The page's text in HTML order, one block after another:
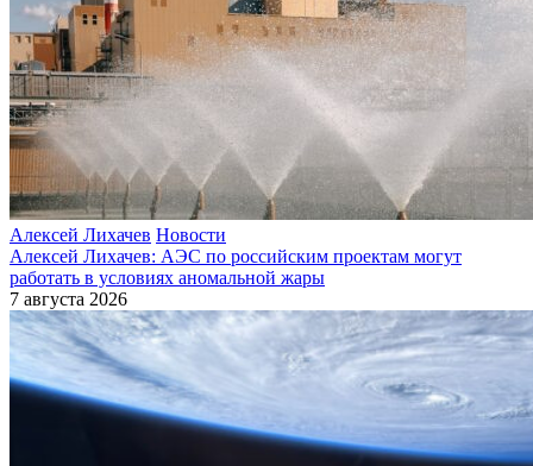
Алексей Лихачев Новости
Алексей Лихачев: АЭС по российским проектам могут
работать в условиях аномальной жары
7 августа 2026